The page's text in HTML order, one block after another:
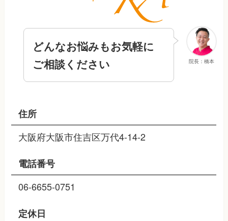
院長：橋本
どんなお悩みもお気軽に
ご相談ください
住所
大阪府大阪市住吉区万代4-14-2
電話番号
06-6655-0751
定休日